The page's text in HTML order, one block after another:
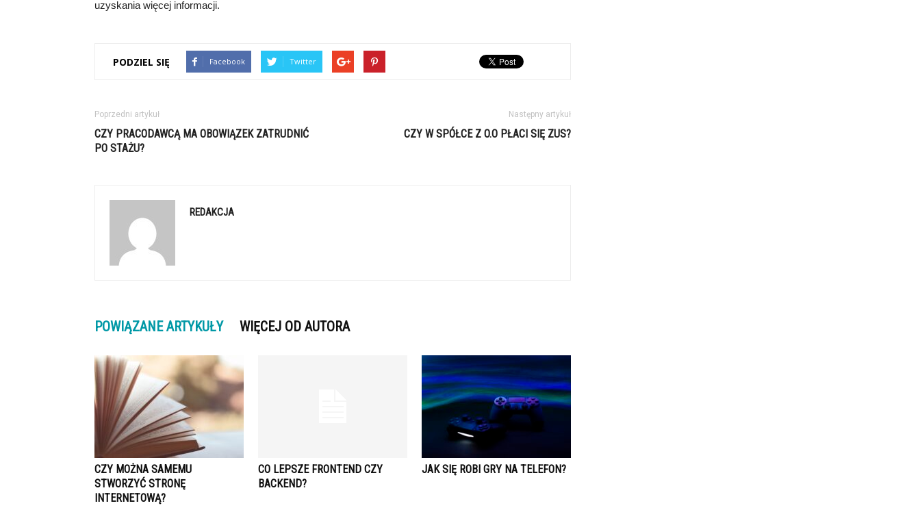
uzyskania więcej informacji.
PODZIEL SIĘ Facebook Twitter
Poprzedni artykuł
CZY PRACODAWCĄ MA OBOWIĄZEK ZATRUDNIĆ
PO STAŻU?
Następny artykuł
CZY W SPÓŁCE Z O.O PŁACI SIĘ ZUS?
REDAKCJA
POWIĄZANE ARTYKUŁY WIĘCEJ OD AUTORA
CZY MOŻNA SAMEMU
STWORZYĆ STRONĘ
INTERNETOWĄ?
CO LEPSZE FRONTEND CZY
BACKEND?
JAK SIĘ ROBI GRY NA TELEFON?